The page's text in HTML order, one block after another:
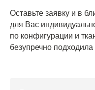
Оставьте заявку и в
для Вас
по конфигурации и
безупречно